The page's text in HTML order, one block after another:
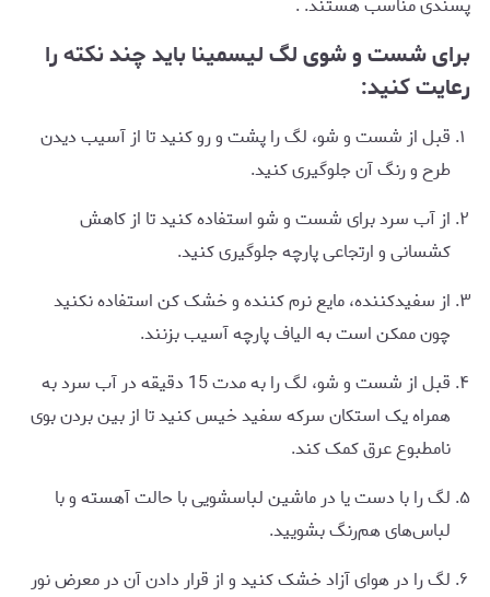
پسندی مناسب هستند. .
برای شست و شوی لگ لیسمینا باید چند نکته را
رعایت کنید:
قبل از شست و شو، لگ را پشت و رو کنید تا از آسیب دیدن
طرح و رنگ آن جلوگیری کنید.
از آب سرد برای شست و شو استفاده کنید تا از کاهش
کشسانی و ارتجاعی پارچه جلوگیری کنید.
از سفیدکننده، مایع نرم کننده و خشک کن استفاده نکنید
چون ممکن است به الیاف پارچه آسیب بزنند.
قبل از شست و شو، لگ را به مدت 15 دقیقه در آب سرد به
همراه یک استکان سرکه سفید خیس کنید تا از بین بردن بوی
نامطبوع عرق کمک کند.
لگ را با دست یا در ماشین لباسشویی با حالت آهسته و با
لباس‌های هم‌رنگ بشویید.
لگ را در هوای آزاد خشک کنید و از قرار دادن آن در معرض نور